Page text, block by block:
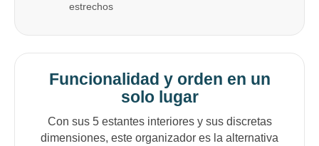
estrechos
Funcionalidad y orden en un
solo lugar
Con sus 5 estantes interiores y sus discretas
dimensiones, este organizador es la alternativa